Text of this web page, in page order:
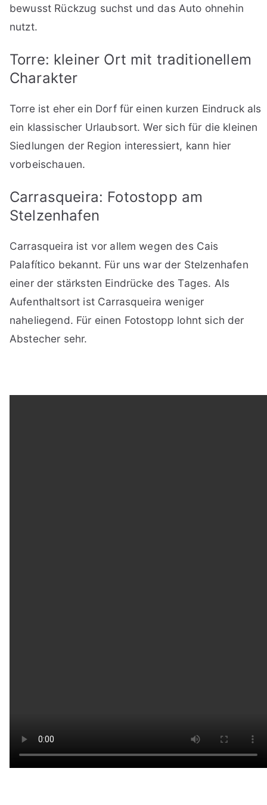
bewusst Rückzug suchst und das Auto ohnehin
nutzt.
Torre: kleiner Ort mit traditionellem
Charakter
Torre ist eher ein Dorf für einen kurzen Eindruck als
ein klassischer Urlaubsort. Wer sich für die kleinen
Siedlungen der Region interessiert, kann hier
vorbeischauen.
Carrasqueira: Fotostopp am
Stelzenhafen
Carrasqueira ist vor allem wegen des Cais
Palafítico bekannt. Für uns war der Stelzenhafen
einer der stärksten Eindrücke des Tages. Als
Aufenthaltsort ist Carrasqueira weniger
naheliegend. Für einen Fotostopp lohnt sich der
Abstecher sehr.